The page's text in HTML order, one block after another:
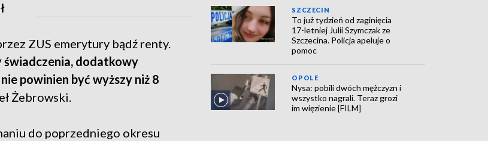
ZUS emerytury bądź renty.
świadczenia, dodatkowy
powinien być wyższy niż 8
Żebrowski.
do poprzedniego okresu
SZCZECIN
To już tydzień od zaginięcia
17-letniej Julii Szymczak ze
Szczecina. Policja apeluje o
pomoc
OPOLE
Nysa: pobili dwóch mężczyzn i
wszystko nagrali. Teraz grozi
im więzienie [FILM]